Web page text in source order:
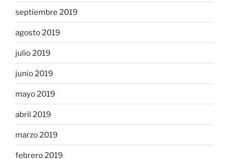
septiembre 2019
agosto 2019
julio 2019
junio 2019
mayo 2019
abril 2019
marzo 2019
febrero 2019